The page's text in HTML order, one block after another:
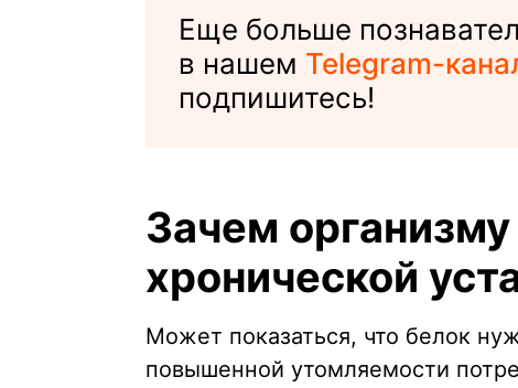
Еще больше
в нашем Telegram-
подпишитесь!
Зачем
хронической
Может показаться, что белок
повышенной утомляемости